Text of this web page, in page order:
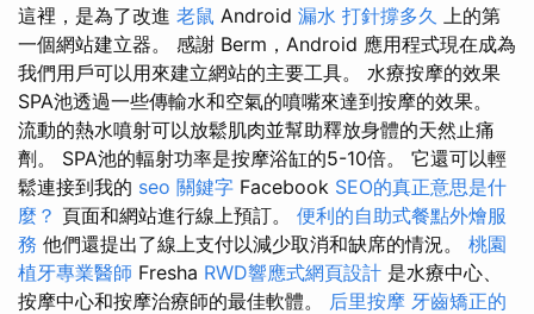
這裡，是為了改進 老鼠 Android 漏水 打針撐多久 上的第
一個網站建立器。 感謝 Berm，Android 應用程式現在成為
我們用戶可以用來建立網站的主要工具。 水療按摩的效果
SPA池透過一些傳輸水和空氣的噴嘴來達到按摩的效果。
流動的熱水噴射可以放鬆肌肉並幫助釋放身體的天然止痛
劑。 SPA池的輻射功率是按摩浴缸的5-10倍。 它還可以輕
鬆連接到我的 seo 關鍵字 Facebook SEO的真正意思是什
麼？ 頁面和網站進行線上預訂。 便利的自助式餐點外燴服
務 他們還提出了線上支付以減少取消和缺席的情況。 桃園
植牙專業醫師 Fresha RWD響應式網頁設計 是水療中心、
按摩中心和按摩治療師的最佳軟體。 后里按摩 牙齒矯正的